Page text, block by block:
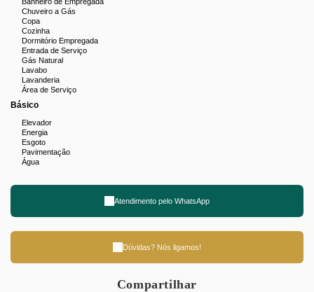
Chuveiro a Gás
Copa
Cozinha
Dormitório Empregada
Entrada de Serviço
Gás Natural
Lavabo
Lavanderia
Área de Serviço
Básico
Elevador
Energia
Esgoto
Pavimentação
Água
Atendimento pelo WhatsApp
Dúvidas? Nós ligamos!
Compartilhar